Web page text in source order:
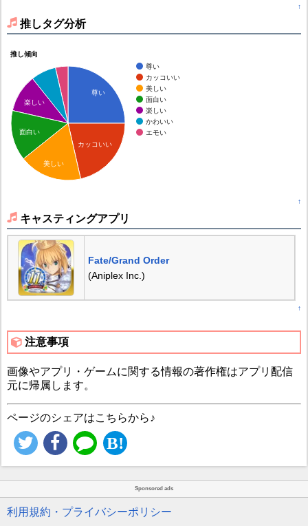
↑
推しタグ分析
推し傾向
尊い
カッコいい
美しい
面白い
楽しい
かわいい
エモい
尊い
カッコいい
楽しい
面白い
美しい
↑
キャスティングアプリ
Fate/Grand Order
(Aniplex Inc.)
↑
注意事項
画像やアプリ・ゲームに関する情報の著作権はアプリ配信
元に帰属します。
ページのシェアはこちらから♪
Sponsored ads
利用規約・プライバシーポリシー